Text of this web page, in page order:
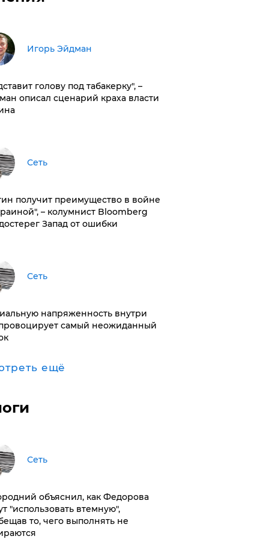
Игорь Эйдман
голову под табакерку", –
описал сценарий краха власти
Сеть
получит преимущество в войне
– колумнист Bloomberg
Запад от ошибки
Сеть
напряженность внутри
самый неожиданный
ещё
Сеть
объяснил, как Федорова
"использовать втемную",
то, чего выполнять не